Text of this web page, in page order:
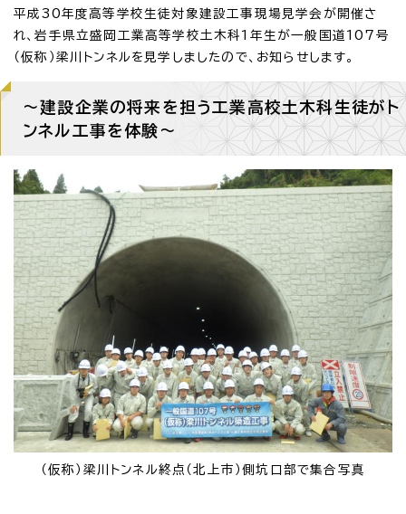
平成30年度高等学校生徒対象建設工事現場見学会が開催さ
れ、岩手県立盛岡工業高等学校土木科1年生が一般国道107号
（仮称）梁川トンネルを見学しましたので、お知らせします。
～建設企業の将来を担う工業高校土木科生徒がト
ンネル工事を体験～
（仮称）梁川トンネル終点（北上市）側坑口部で集合写真